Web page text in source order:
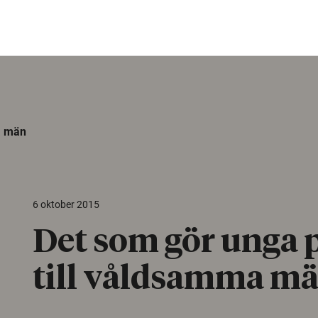
män
6 oktober 2015
Det som gör unga
till våldsamma